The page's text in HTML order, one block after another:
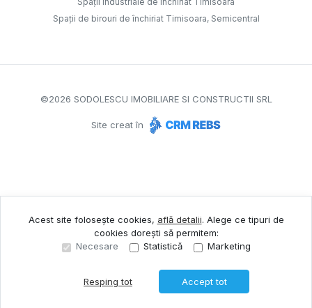
Sună acum Solicită vizionare
Spații de birouri de închiriat Timisoara, Semicentral
©2026 SODOLESCU IMOBILIARE SI CONSTRUCTII SRL
Site creat în
Acest site folosește cookies, află detalii. Alege ce tipuri de
cookies dorești să permitem:
Necesare
Statistică Marketing
Resping tot Accept tot